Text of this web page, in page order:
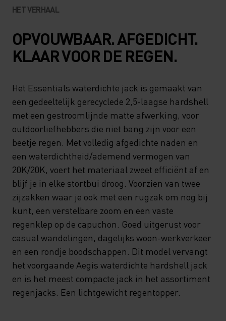
HET VERHAAL
OPVOUWBAAR. AFGEDICHT.
KLAAR VOOR DE REGEN.
Het Essentials waterdichte jack is gemaakt van
een gedeeltelijk gerecyclede 2,5-laagse hardshell
met een gestroomlijnde matte afwerking, voor
outdoorliefhebbers die niet bang zijn voor een
beetje regen. Met volledig afgedichte naden en
een waterdichtheid/ademend vermogen van
20K/20K, voert het materiaal zweet efficiënt af en
blijf je in elke stortbui droog. Voorzien van twee
zijzakken waar je ook met een rugzak om nog bij
kunt, een verstelbare zoom en een vaste
regenklep op de capuchon. Goed uitgerust voor
casual wandelingen, dagelijks woon-werkverkeer
en een rondje boodschappen. Dit model vervangt
het voorgaande Aegis waterdichte hardshell jack
en is het meest compacte jack in het assortiment
regenjacks. Een lichtgewicht regentopper.